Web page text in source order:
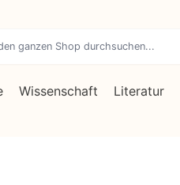
Wissenschaft Literatur